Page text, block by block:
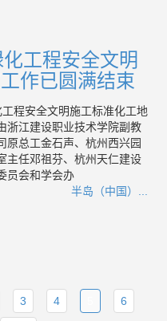
工程安全文明
作已圆满结束
程安全文明施工标准化工地
浙江建设职业技术学院副教
原总工金石声、杭州西兴园
主任邓祖芬、杭州天仁建设
员会和学会办
半岛（中国）...
3 4 6